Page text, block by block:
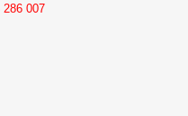
286 007